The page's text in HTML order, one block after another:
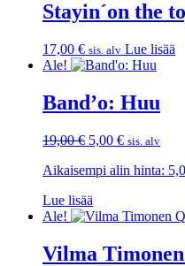
Stayin´on the
17,00 € sis. alv Lue lisää
Ale!
Band’o: Huu
19,00€ Alkuperäinen
oli:
5,00 €Nykyinen
on:
sis. alv
Aikaisempi alin hinta:
Lue lisää
Ale!
Vilma